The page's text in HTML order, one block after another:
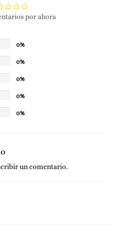
por ahora
0%
0%
0%
0%
0%
un comentario.